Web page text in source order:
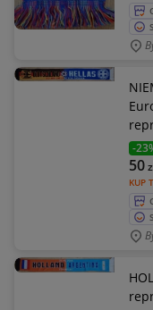
-
KUP
50